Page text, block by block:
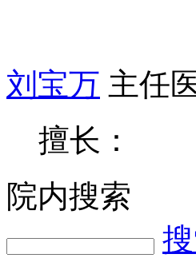
刘宝万 主任
擅长：
院内搜索